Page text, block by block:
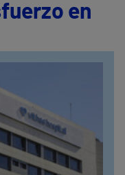
en